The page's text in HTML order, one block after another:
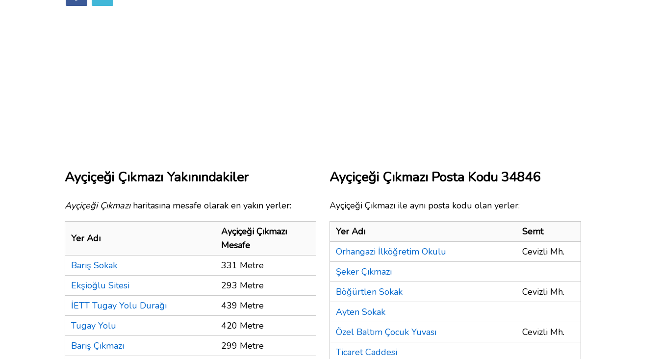
Ayçiçeği Çıkmazı Yakınındakiler
Ayçiçeği Çıkmazıharitasına mesafe olarak en yakın yerler:
Yer Adı
Ayçiçeği Çıkmazı
Mesafe
Barış Sokak
331 Metre
Ekşioğlu Sitesi
293 Metre
İETT Tugay Yolu Durağı
439 Metre
Tugay Yolu
420 Metre
Barış Çıkmazı
299 Metre
Ayçiçeği Çıkmazı Posta Kodu 34846
Ayçiçeği Çıkmazı ile aynı posta kodu olan yerler:
Yer Adı
Semt
Orhangazi İlköğretim Okulu
Cevizli Mh.
Şeker Çıkmazı
Böğürtlen Sokak
Cevizli Mh.
Ayten Sokak
Özel Baltım Çocuk Yuvası
Cevizli Mh.
Ticaret Caddesi